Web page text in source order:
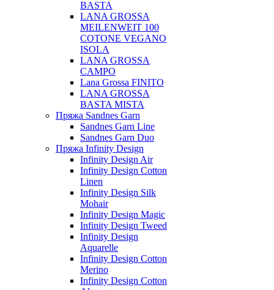
BASTA
LANA GROSSA
MEILENWEIT 100
COTONE VEGANO
ISOLA
LANA GROSSA
CAMPO
Lana Grossa FINITO
LANA GROSSA
BASTA MISTA
Пряжа Sandnes Garn
Sandnes Garn Line
Sandnes Garn Duo
Пряжа Infinity Design
Infinity Design Air
Infinity Design Cotton
Linen
Infinity Design Silk
Mohair
Infinity Design Magic
Infinity Design Tweed
Infinity Design
Aquarelle
Infinity Design Cotton
Merino
Infinity Design Cotton